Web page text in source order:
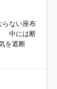
ない座布
中には断
を遮断